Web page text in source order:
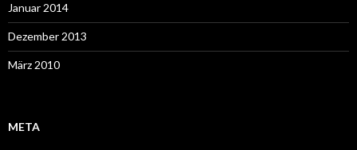
Januar 2014
Dezember 2013
März 2010
META